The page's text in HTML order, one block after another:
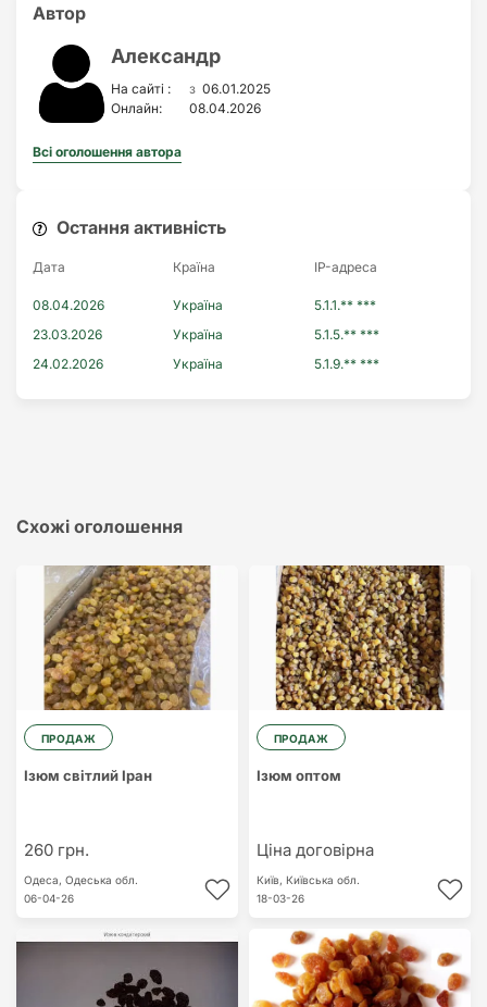
Автор
Александр
На сайті : з 06.01.2025
Онлайн:
08.04.2026
Всі оголошення автора
Остання активність
Дата Країна IP-адреса
08.04.2026 Україна
5.1.1.** ***
23.03.2026
Україна
5.1.5.** ***
24.02.2026
Україна 5.1.9.** ***
Схожі оголошення
ПРОДАЖ
Ізюм світлий Іран
260 грн.
Одеса, Одеська обл.
06-04-26
ПРОДАЖ
Ізюм оптом
Ціна договірна
Київ, Київська обл.
18-03-26